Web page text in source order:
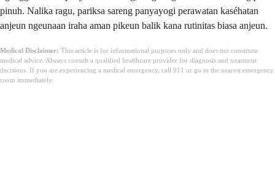
pinuh. Nalika ragu, pariksa sareng panyayogi perawatan kaséhatan
anjeun ngeunaan iraha aman pikeun balik kana rutinitas biasa anjeun.
Medical Disclaimer: This article is for informational purposes only and does not constitute
medical advice. Always consult a qualified healthcare provider for diagnosis and treatment
decisions. If you are experiencing a medical emergency, call 911 or go to the nearest emergency
room immediately.